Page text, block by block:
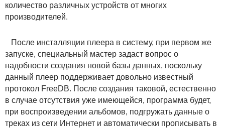
количество различных устройств от многих
производителей.
После инсталляции плеера в систему, при первом же
запуске, специальный мастер задаст вопрос о
надобности создания новой базы данных, поскольку
данный плеер поддерживает довольно известный
протокол FreeDB. После создания таковой, естественно
в случае отсутствия уже имеющейся, программа будет,
при воспроизведении альбомов, подгружать данные о
треках из сети Интернет и автоматически прописывать в